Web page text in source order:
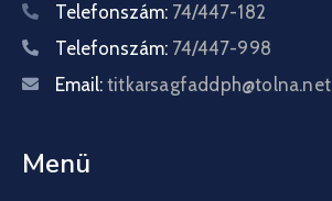
Telefonszám: 74/447-182
Telefonszám: 74/447-998
Email: titkarsagfaddph@tolna.net
Menü